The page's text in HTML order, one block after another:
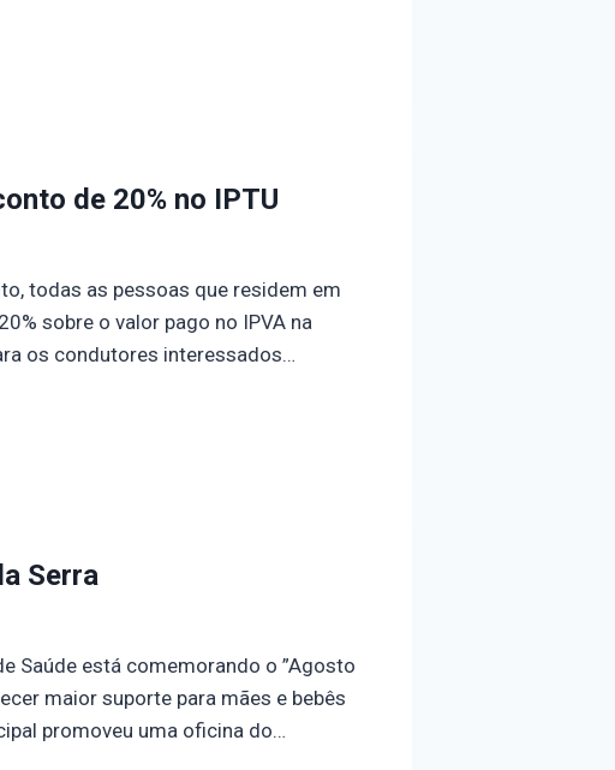
de 20% no IPTU
todas as pessoas que residem em
sobre o valor pago no IPVA na
os condutores interessados…
Serra
Saúde está comemorando o ”Agosto
maior suporte para mães e bebês
promoveu uma oficina do…